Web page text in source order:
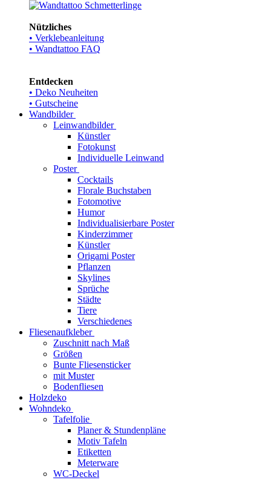
Nützliches
• Verklebeanleitung
• Wandtattoo FAQ
Entdecken
• Deko Neuheiten
• Gutscheine
Wandbilder
Leinwandbilder
Künstler
Fotokunst
Individuelle Leinwand
Poster
Cocktails
Florale Buchstaben
Fotomotive
Humor
Individualisierbare Poster
Kinderzimmer
Künstler
Origami Poster
Pflanzen
Skylines
Sprüche
Städte
Tiere
Verschiedenes
Fliesenaufkleber
Zuschnitt nach Maß
Größen
Bunte Fliesensticker
mit Muster
Bodenfliesen
Holzdeko
Wohndeko
Tafelfolie
Planer & Stundenpläne
Motiv Tafeln
Etiketten
Meterware
WC-Deckel